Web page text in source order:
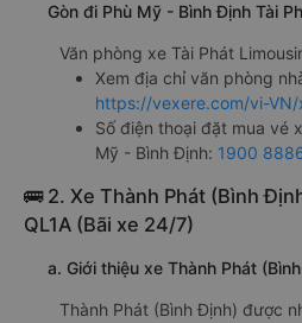
Gòn đi Phù Mỹ - Bình Định Tài
Văn phòng xe Tài Phát
Xem địa chỉ văn phòng
https://vexere.com/vi-
Số điện thoại đặt mua vé
Mỹ - Bình Định: 1900
🚌 2. Xe Thành Phát (Bình
QL1A (Bãi xe 24/7)
a. Giới thiệu xe Thành Phát
Thành Phát (Bình Định) được